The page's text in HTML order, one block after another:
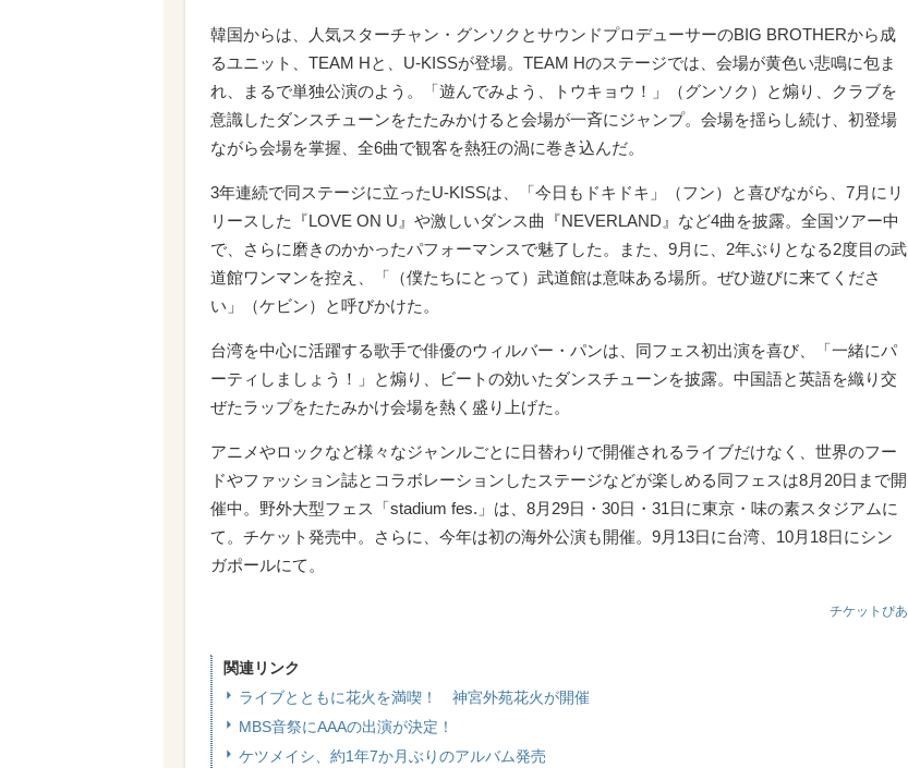
韓国からは、人気スターチャン・グンソクとサウンドプロデューサーのBIG BROTHERから成
るユニット、TEAM Hと、U-KISSが登場。TEAM Hのステージでは、会場が黄色い悲鳴に包ま
れ、まるで単独公演のよう。「遊んでみよう、トウキョウ！」（グンソク）と煽り、クラブを
意識したダンスチューンをたたみかけると会場が一斉にジャンプ。会場を揺らし続け、初登場
ながら会場を掌握、全6曲で観客を熱狂の渦に巻き込んだ。
3年連続で同ステージに立ったU-KISSは、「今日もドキドキ」（フン）と喜びながら、7月にリ
リースした『LOVE ON U』や激しいダンス曲『NEVERLAND』など4曲を披露。全国ツアー中
で、さらに磨きのかかったパフォーマンスで魅了した。また、9月に、2年ぶりとなる2度目の武
道館ワンマンを控え、「（僕たちにとって）武道館は意味ある場所。ぜひ遊びに来てくださ
い」（ケビン）と呼びかけた。
台湾を中心に活躍する歌手で俳優のウィルバー・パンは、同フェス初出演を喜び、「一緒にパ
ーティしましょう！」と煽り、ビートの効いたダンスチューンを披露。中国語と英語を織り交
ぜたラップをたたみかけ会場を熱く盛り上げた。
アニメやロックなど様々なジャンルごとに日替わりで開催されるライブだけなく、世界のフー
ドやファッション誌とコラボレーションしたステージなどが楽しめる同フェスは8月20日まで開
催中。野外大型フェス「stadium fes.」は、8月29日・30日・31日に東京・味の素スタジアムに
て。チケット発売中。さらに、今年は初の海外公演も開催。9月13日に台湾、10月18日にシン
ガポールにて。
チケットぴあ
関連リンク
ライブとともに花火を満喫！ 神宮外苑花火が開催
MBS音祭にAAAの出演が決定！
ケツメイシ、約1年7か月ぶりのアルバム発売